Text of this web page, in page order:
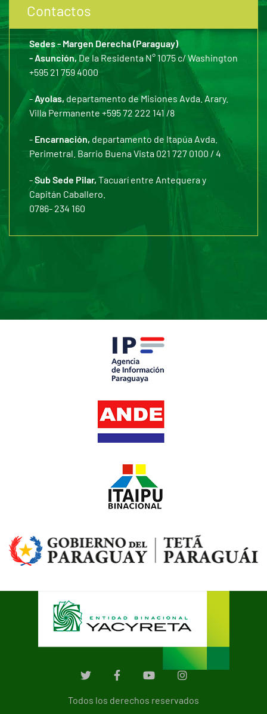
Contactos
Sedes - Margen Derecha (Paraguay)
- Asunción, De la Residenta N° 1075 c/ Washington
+595 21 759 4000
-Ayolas, departamento de Misiones Avda. Arary.
Villa Permanente +595 72 222 141 /8
- Encarnación, departamento de Itapúa Avda.
Perimetral. Barrio Buena Vista 021 727 0100 / 4
-Sub Sede Pilar, Tacuarí entre Antequera y
Capitán Caballero.
0786- 234 160
Todos los derechos reservados